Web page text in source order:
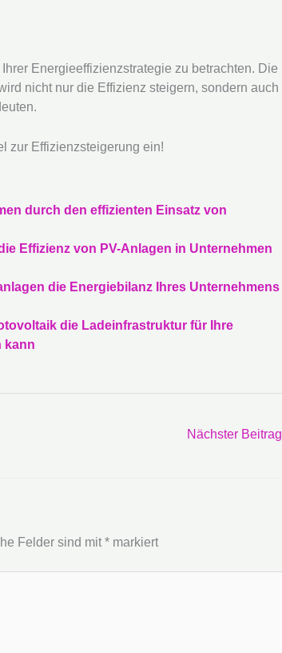
Energieeffizienzstrategie zu betrachten. Die
nicht nur die Effizienz steigern, sondern auch
zur Effizienzsteigerung ein!
durch den effizienten Einsatz von
Effizienz von PV-Anlagen in Unternehmen
die Energiebilanz Ihres Unternehmens
die Ladeinfrastruktur für Ihre
kann
Nächster Beitrag
Felder sind mit * markiert